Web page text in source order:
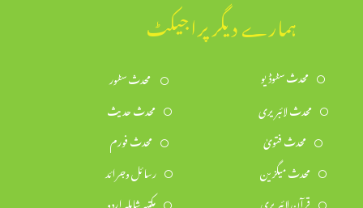
ہمارے دیگر پراجیکٹ
محدث سٹوڈیو
محدث سٹور
محدث لائبریری
محدث حدیث
محدث فتویٰ
محدث فورم
محدث میگزین
رسائل وجرائد
قرآن لائبریری
مکتبہ شاملہ اردو